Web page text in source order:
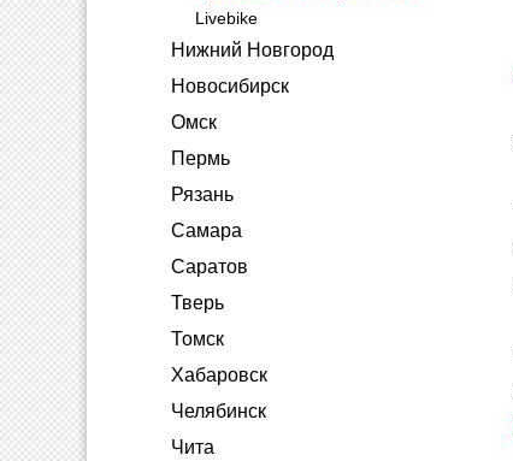
Livebike
Нижний Новгород
Новосибирск
Омск
Пермь
Рязань
Самара
Саратов
Тверь
Томск
Хабаровск
Челябинск
Чита